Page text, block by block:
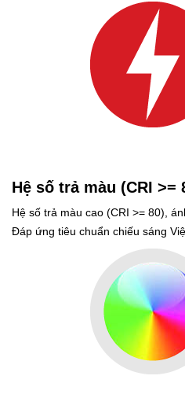
Hệ số trả màu (CRI >=
Hệ số trả màu cao (CRI >= 80),
Đáp ứng tiêu chuẩn chiếu sáng